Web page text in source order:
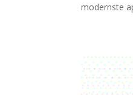
modernste